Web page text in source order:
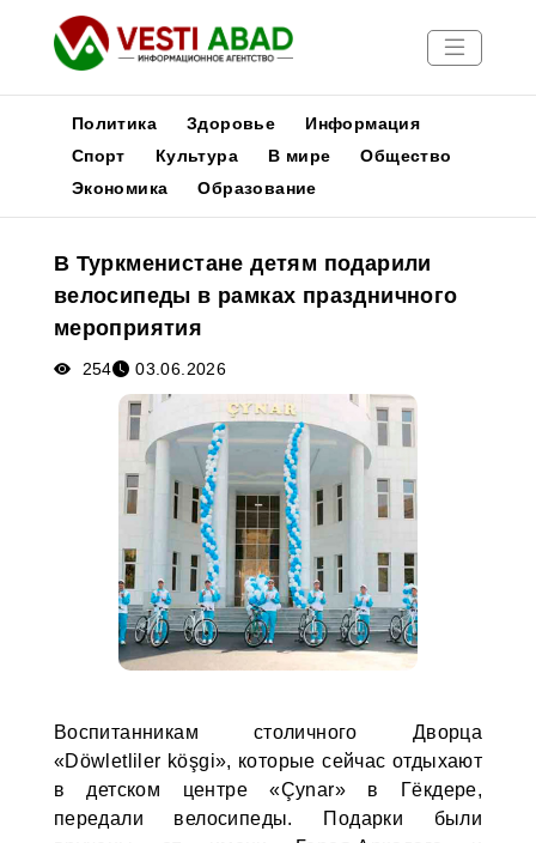
Новости
Медиа
Афиша
Политика Здоровье
Информация
Спорт
Культура В мире
Общество
Экономика
Образование
В Туркменистане детям подарили
велосипеды в рамках праздничного
мероприятия
254 03.06.2026
Воспитанникам столичного Дворца
«Döwletliler köşgi», которые сейчас отдыхают
в детском центре «Çynar» в Гёкдере,
передали велосипеды. Подарки были